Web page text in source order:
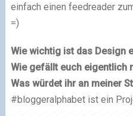
einfach einen feedreader
=)
Wie wichtig ist das Design
Wie gefällt euch eigentlich
Was würdet ihr an meiner
#bloggeralphabet ist ein